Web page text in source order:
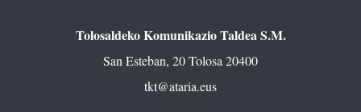
Tolosaldeko Komunikazio Taldea S.M.
San Esteban, 20 Tolosa 20400
tkt@ataria.eus